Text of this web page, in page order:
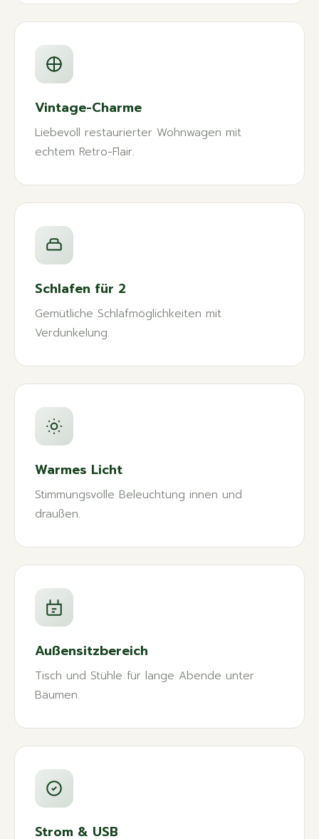
Vintage-Charme
Liebevoll restaurierter Wohnwagen mit
echtem Retro-Flair.
Schlafen für 2
Gemütliche Schlafmöglichkeiten mit
Verdunkelung.
Warmes Licht
Stimmungsvolle Beleuchtung innen und
draußen.
Außensitzbereich
Tisch und Stühle für lange Abende unter
Bäumen.
Strom & USB